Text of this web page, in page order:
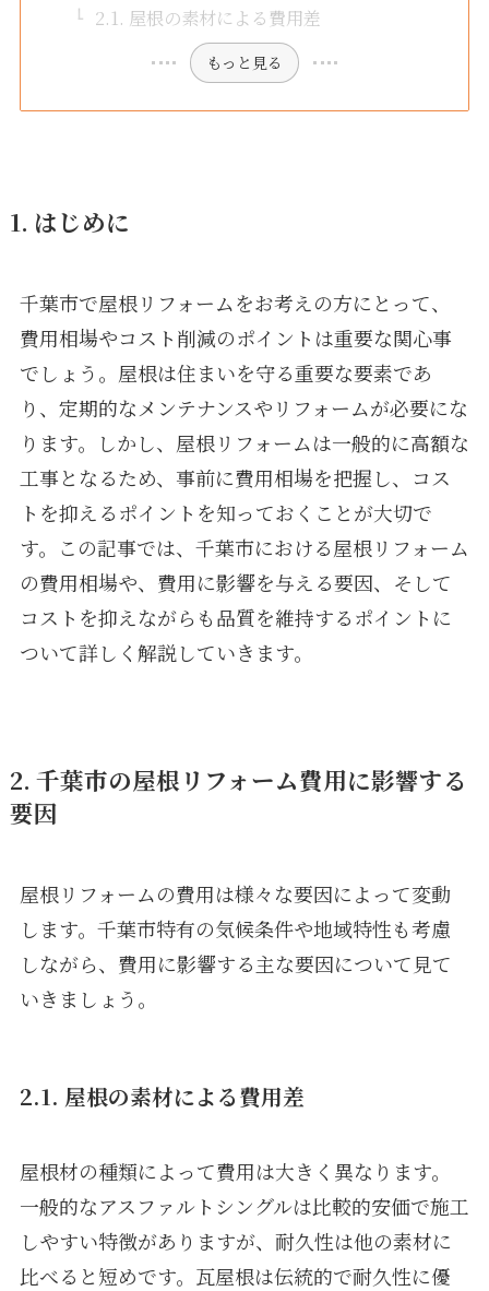
2.1. 屋根の素材による費用差
もっと見る
1. はじめに
千葉市で屋根リフォームをお考えの方にとって、
費用相場やコスト削減のポイントは重要な関心事
でしょう。屋根は住まいを守る重要な要素であ
り、定期的なメンテナンスやリフォームが必要にな
ります。しかし、屋根リフォームは一般的に高額な
工事となるため、事前に費用相場を把握し、コス
トを抑えるポイントを知っておくことが大切で
す。この記事では、千葉市における屋根リフォーム
の費用相場や、費用に影響を与える要因、そして
コストを抑えながらも品質を維持するポイントに
ついて詳しく解説していきます。
2. 千葉市の屋根リフォーム費用に影響する
要因
屋根リフォームの費用は様々な要因によって変動
します。千葉市特有の気候条件や地域特性も考慮
しながら、費用に影響する主な要因について見て
いきましょう。
2.1. 屋根の素材による費用差
屋根材の種類によって費用は大きく異なります。
一般的なアスファルトシングルは比較的安価で施工
しやすい特徴がありますが、耐久性は他の素材に
比べると短めです。瓦屋根は伝統的で耐久性に優